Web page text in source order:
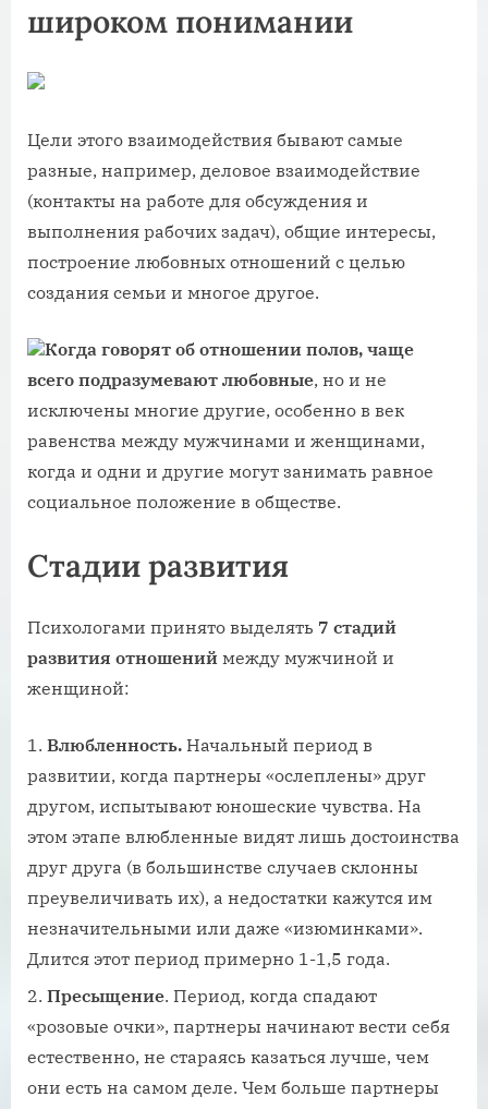
широком понимании
Цели этого взаимодействия бывают самые
разные, например, деловое взаимодействие
(контакты на работе для обсуждения и
выполнения рабочих задач), общие интересы,
построение любовных отношений с целью
создания семьи и многое другое.
Когда говорят об отношении полов, чаще
всего подразумевают любовные, но и не
исключены многие другие, особенно в век
равенства между мужчинами и женщинами,
когда и одни и другие могут занимать равное
социальное положение в обществе.
Стадии развития
Психологами принято выделять 7 стадий
развития отношений между мужчиной и
женщиной:
Влюбленность. Начальный период в
развитии, когда партнеры «ослеплены» друг
другом, испытывают юношеские чувства. На
этом этапе влюбленные видят лишь достоинства
друг друга (в большинстве случаев склонны
преувеличивать их), а недостатки кажутся им
незначительными или даже «изюминками».
Длится этот период примерно 1-1,5 года.
Пресыщение. Период, когда спадают
«розовые очки», партнеры начинают вести себя
естественно, не стараясь казаться лучше, чем
они есть на самом деле. Чем больше партнеры